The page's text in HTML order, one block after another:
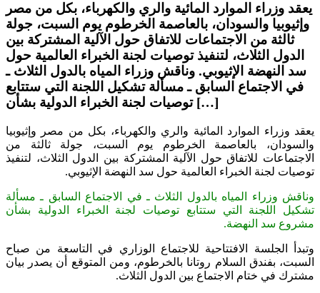
يعقد وزراء الموارد المائية والري والكهرباء، بكل من مصر
وإثيوبيا والسودان، بالعاصمة الخرطوم يوم السبت، جولة
ثالثة من الاجتماعات للاتفاق حول الآلية المشتركة بين
الدول الثلاث، لتنفيذ توصيات لجنة الخبراء العالمية حول
سد النهضة الإثيوبي. وناقش وزراء المياه بالدول الثلاث ـ
في الاجتماع السابق ـ مسألة تشكيل اللجنة التي ستتابع
توصيات لجنة الخبراء الدولية بشأن […]
يعقد وزراء الموارد المائية والري والكهرباء، بكل من مصر وإثيوبيا
والسودان، بالعاصمة الخرطوم يوم السبت، جولة ثالثة من
الاجتماعات للاتفاق حول الآلية المشتركة بين الدول الثلاث، لتنفيذ
توصيات لجنة الخبراء العالمية حول سد النهضة الإثيوبي.
وناقش وزراء المياه بالدول الثلاث ـ في الاجتماع السابق ـ مسألة
تشكيل اللجنة التي ستتابع توصيات لجنة الخبراء الدولية بشأن
مشروع سد النهضة.
وتبدأ الجلسة الافتتاحية للاجتماع الوزاري في التاسعة من صباح
السبت، بفندق السلام روتانا بالخرطوم، ومن المتوقع أن يصدر بيان
مشترك في ختام الاجتماع بين الدول الثلاث.